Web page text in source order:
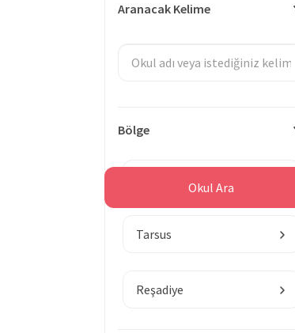
Aranacak Kelime
Bölge
Tarsus
Reşadiye
Okul Ara